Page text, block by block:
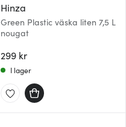
Hinza
Green Plastic väska liten 7,5 L
nougat
299 kr
I lager